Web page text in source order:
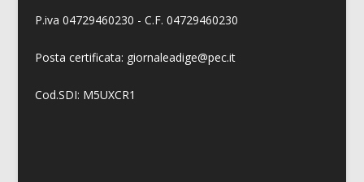
P.iva 04729460230 - C.F. 04729460230
Posta certificata: giornaleadige@pec.it
Cod.SDI: M5UXCR1